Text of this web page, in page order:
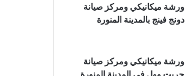
ورشة ميكانيكي ومركز صيانة
دونج فينج بالمدينة المنورة
ورشة ميكانيكي ومركز صيانة
جريت وول في المدينة المنورة